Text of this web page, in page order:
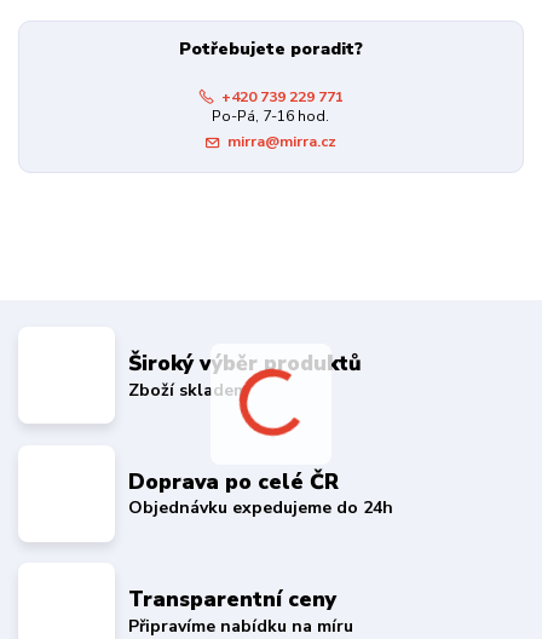
Potřebujete poradit?
+420 739 229 771
Po-Pá, 7-16 hod.
mirra@mirra.cz
Široký výběr produktů
Zboží skladem
Doprava po celé ČR
Objednávku expedujeme do 24h
Transparentní ceny
Připravíme nabídku na míru